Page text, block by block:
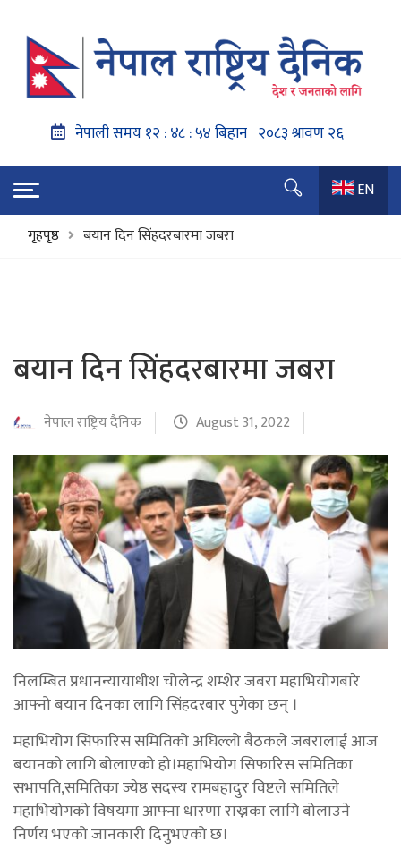
EN
गृहपृष्ठ
बयान दिन सिंहदरबारमा जबरा
बयान दिन सिंहदरबारमा जबरा
नेपाल राष्ट्रिय दैनिक August 31, 2022
निलम्बित प्रधानन्यायाधीश चोलेन्द्र शम्शेर जबरा महाभियोगबारे
आफ्नो बयान दिनका लागि सिंहदरबार पुगेका छन् ।
महाभियोग सिफारिस समितिको अघिल्लो बैठकले जबरालाई आज
बयानको लागि बोलाएको हो।महाभियोग सिफारिस समितिका
सभापति,समितिका ज्येष्ठ सदस्य रामबहादुर विष्टले समितिले
महाभियोगको विषयमा आफ्ना धारणा राख्नका लागि बोलाउने
निर्णय भएको जानकारी दिनुभएको छ।